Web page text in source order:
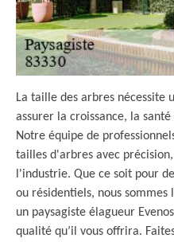
La taille des arbres nécessite
assurer la croissance, la
Notre équipe de
tailles d'arbres avec
l'industrie. Que ce soit pour
ou résidentiels, nous
un paysagiste élagueur
qualité qu’il vous offrira.